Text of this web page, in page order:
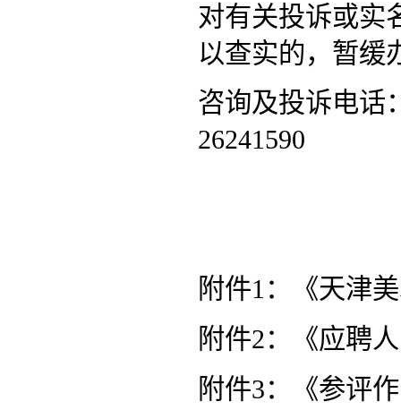
对有关投诉或实
以查实的，暂缓
咨询及投诉电话
26241590
附件1：《天津
附件2：《应聘
附件3：《参评